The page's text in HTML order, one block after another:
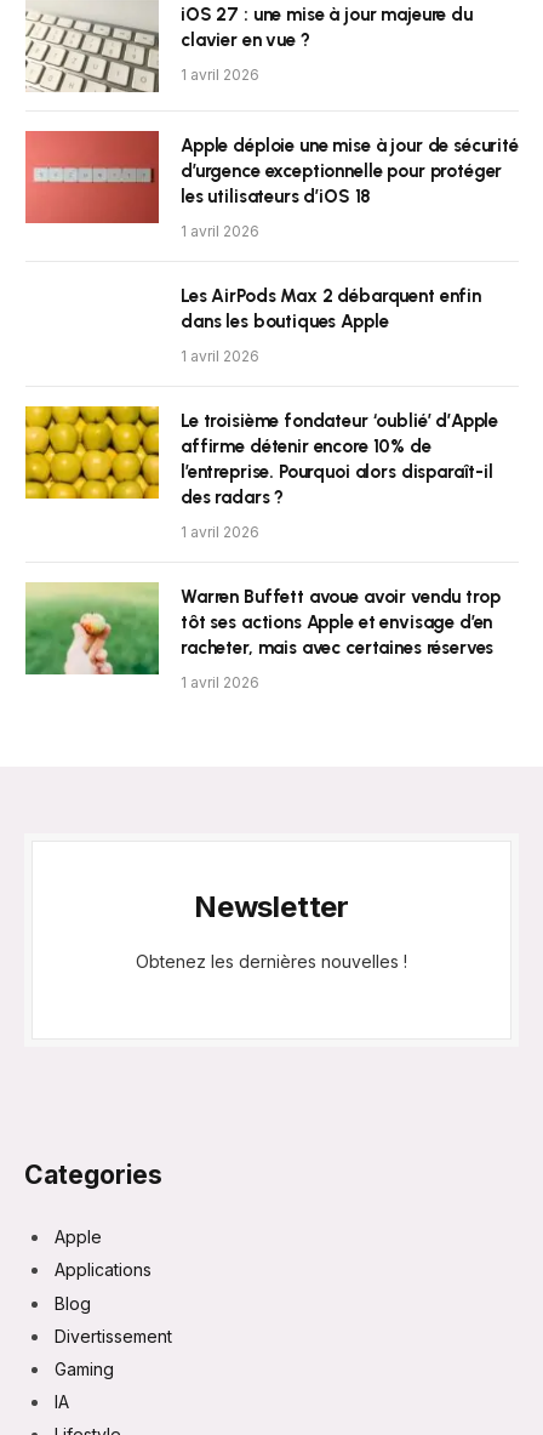
iOS 27 : une mise à jour majeure du
clavier en vue ?
1 avril 2026
Apple déploie une mise à jour de sécurité
d’urgence exceptionnelle pour protéger
les utilisateurs d’iOS 18
1 avril 2026
Les AirPods Max 2 débarquent enfin
dans les boutiques Apple
1 avril 2026
Le troisième fondateur ‘oublié’ d’Apple
affirme détenir encore 10% de
l’entreprise. Pourquoi alors disparaît-il
des radars ?
1 avril 2026
Warren Buffett avoue avoir vendu trop
tôt ses actions Apple et envisage d’en
racheter, mais avec certaines réserves
1 avril 2026
Newsletter
Obtenez les dernières nouvelles !
Categories
Apple
Applications
Blog
Divertissement
Gaming
IA